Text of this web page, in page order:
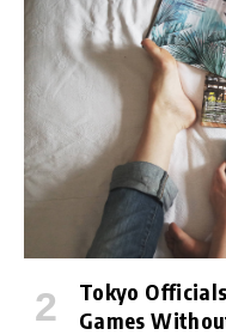
Tokyo
Games